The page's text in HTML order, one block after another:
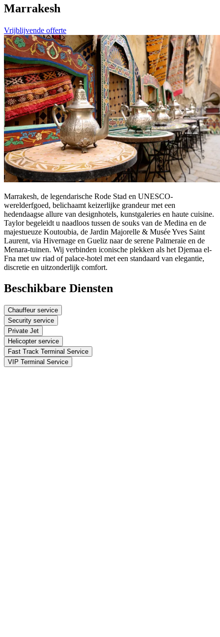
Marrakesh
Vrijblijvende offerte
Marrakesh, de legendarische Rode Stad en UNESCO-
werelderfgoed, belichaamt keizerlijke grandeur met een
hedendaagse allure van designhotels, kunstgaleries en haute cuisine.
Taylor begeleidt u naadloos tussen de souks van de Medina en de
majestueuze Koutoubia, de Jardin Majorelle & Musée Yves Saint
Laurent, via Hivernage en Gueliz naar de serene Palmeraie en de
Menara-tuinen. Wij verbinden iconische plekken als het Djemaa el-
Fna met uw riad of palace-hotel met een standaard van elegantie,
discretie en uitzonderlijk comfort.
Beschikbare Diensten
Chauffeur service
Security service
Private Jet
Helicopter service
Fast Track Terminal Service
VIP Terminal Service